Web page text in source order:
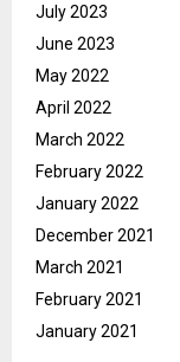
July 2023
June 2023
May 2022
April 2022
March 2022
February 2022
January 2022
December 2021
March 2021
February 2021
January 2021